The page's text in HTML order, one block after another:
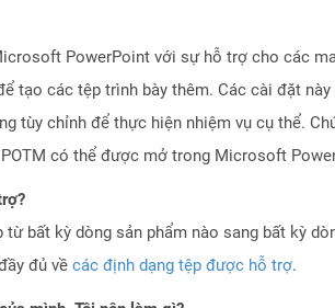
PowerPoint với sự hỗ trợ cho các
các tệp trình bày thêm. Các cài đặt
tùy chỉnh để thực hiện nhiệm vụ cụ thể.
có thể được mở trong Microsoft
bất kỳ dòng sản phẩm nào sang bất kỳ
đủ về các định dạng tệp được hỗ trợ.